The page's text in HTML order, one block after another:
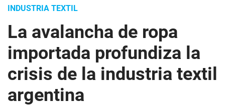
INDUSTRIA TEXTIL
La avalancha de ropa
importada profundiza la
crisis de la industria textil
argentina